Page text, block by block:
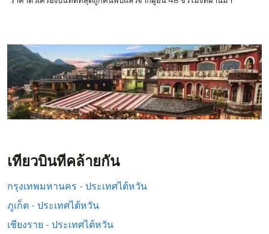
เที่ยวบินที่คล้ายกัน
กรุงเทพมหานคร - ประเทศไต้หวัน
ภูเก็ต - ประเทศไต้หวัน
เชียงราย - ประเทศไต้หวัน